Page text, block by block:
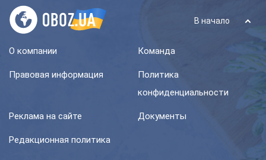
В начало
О компании Команда
Правовая информация
Политика
конфиденциальности
Реклама на сайте Документы
Редакционная политика